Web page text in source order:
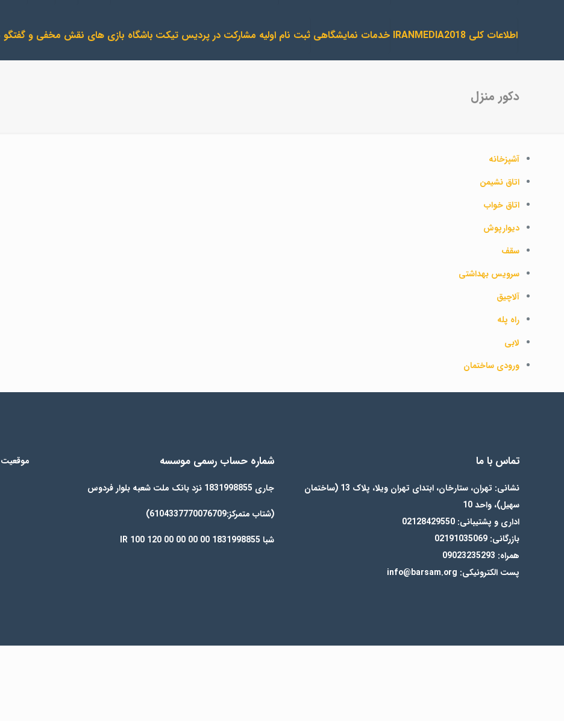
اطلاعات کلی IRANMEDIA2018 خدمات نمایشگاهی ثبت نام اولیه مشارکت در پردیس تیکت باشگاه بازی های نقش مخفی و گفتگو
دکور منزل
آشپزخانه
اتاق نشیمن
اتاق خواب
دیوارپوش
سقف
سرویس بهداشتی
آلاچیق
راه پله
لابی
ورودی ساختمان
تماس با ما
نشانی: تهران، ستارخان، ابتدای تهران ویلا، پلاک 13 (ساختمان
سهیل)، واحد 10
اداری و پشتیبانی: 02128429550
بازرگانی: 02191035069
همراه: 09023235293
پست الکترونیکی: info@barsam.org
شماره حساب رسمی موسسه
جاری 1831998855 نزد بانک ملت شعبه بلوار فردوس
(شتاب متمرکز:6104337770076709)
شبا IR 100 120 00 00 00 00 1831998855
موقعیت